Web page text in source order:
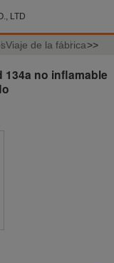
LTD
Viaje de la fábrica>>
134a no inflamable